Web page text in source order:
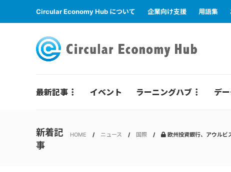
Circular Economy Hub について 企業向け支援 用語集
最新記事 イベント ラーニングハブ デ
新着記
事
HOME ニュース 国際 欧州投資銀行、アウルビ